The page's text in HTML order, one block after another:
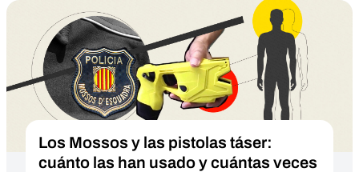
Los Mossos y las pistolas táser:
cuánto las han usado y cuántas veces